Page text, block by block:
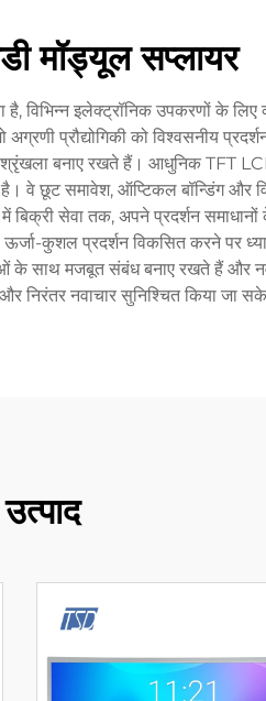
मॉड्यूल सप्लायर
विभिन्न इलेक्ट्रॉनिक उपकरणों के
प्रौद्योगिकी को विश्वसनीय
श्रृंखला बनाए रखते हैं। आधुनिक TFT
वे छूट समावेश, ऑप्टिकल बॉन्डिंग
बिक्री सेवा तक, अपने प्रदर्शन
कुशल प्रदर्शन विकसित करने पर
के साथ मजबूत संबंध बनाए रखते हैं और
निरंतर नवाचार सुनिश्चित किया जा